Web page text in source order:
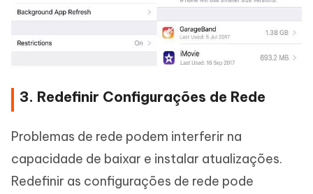
3. Redefinir Configurações de Rede
Problemas de rede podem interferir na
capacidade de baixar e instalar atualizações.
Redefinir as configurações de rede pode